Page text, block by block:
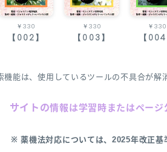
￥330
【002】
￥330
【003】
￥330
【004
機能は、使用しているツールの不具合が解
サイトの情報は学習時またはページ
※ 薬機法対応については、2025年改正基